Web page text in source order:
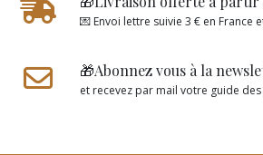
💌 Envoi lettre suivie 3 € en France
🎁Abonnez vous à la
et recevez par mail votre guide